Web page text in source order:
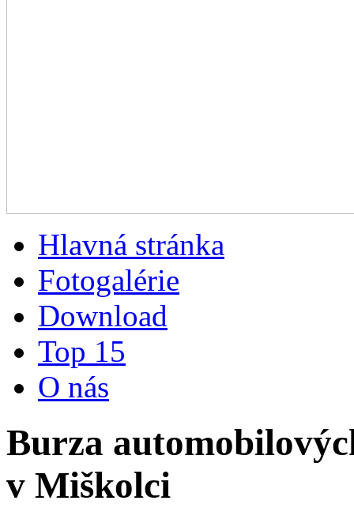
Hlavná stránka
Fotogalérie
Download
Top 15
O nás
Burza
v Miškolci